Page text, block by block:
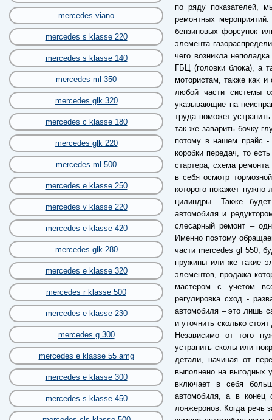
mercedes viano
mercedes s klasse 220
mercedes s klasse 140
mercedes ml 350
mercedes glk 320
mercedes c klasse 180
mercedes glk 220
mercedes ml 500
mercedes e klasse 250
mercedes v klasse 220
mercedes e klasse 420
mercedes glk 280
mercedes e klasse 320
mercedes r klasse 500
mercedes e klasse 230
mercedes g 300
mercedes e klasse 55 amg
mercedes e klasse 300
mercedes s klasse 450
по ряду показателей,
ремонтных
бензиновых форсунок
элемента
чего возникла
ГБЦ (головки блока), а
мотористам, также как
любой части системы
указывающие на
труда поможет
так же заварить бочку
потому в нашем прайс
коробки передач, то
стартера, схема
в себя осмотр
которого покажет нужно
цилиндры. Также
автомобиля и
слесарный ремонт –
Именно поэтому
части mercedes gl 550,
пружины или же такие
элементов, продажа
мастером с учетом
регулировка сход -
автомобиля – это лишь
и уточнить сколько
Независимо от того
устранить сколы или
детали, начиная от
выполнено на выгодных
включает в себя
автомобиля, а в конец
лонжеронов. Когда речь